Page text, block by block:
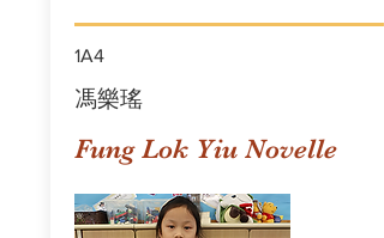
1A4
馮樂瑤
Fung Lok Yiu Novelle